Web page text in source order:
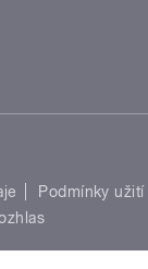
Podmínky užití